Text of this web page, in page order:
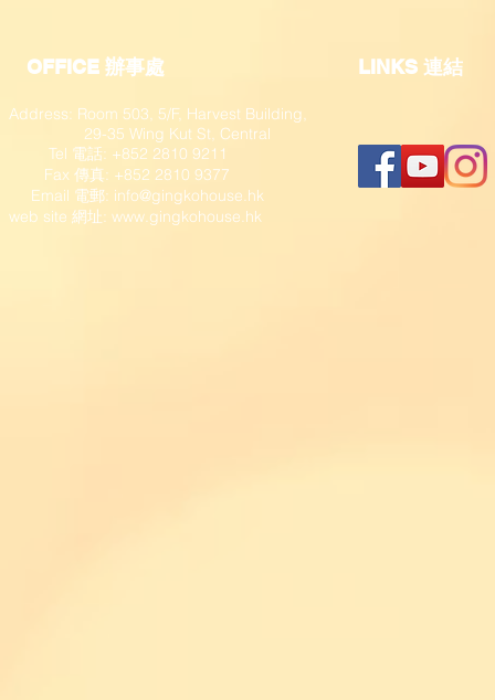
OFFICE 辦事處
Address: Room 503, 5/F, Harvest Building,
29-35 Wing Kut St, Central
Tel 電話: +852 2810 9211
Fax 傳真: +852 2810 9377
​ Email 電郵: info@gingkohouse.hk
web site 網址: www.gingkohouse.hk
​LINKS 連結